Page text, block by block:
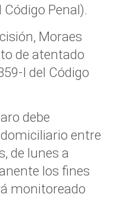
Penal).
Moraes
de atentado
I del Código
debe
entre
de lunes a
los fines
monitoreado